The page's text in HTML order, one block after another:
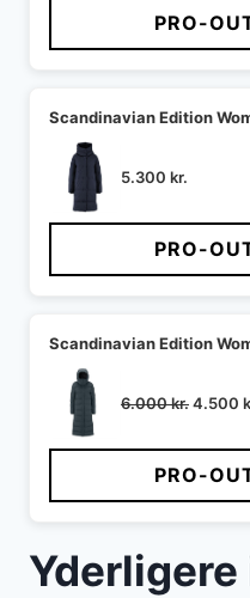
PRO-
Scandinavian Edition
5.300 kr.
PRO-
Scandinavian Edition
6.000kr.Den
pris
var:
6.000
4.500
PRO-